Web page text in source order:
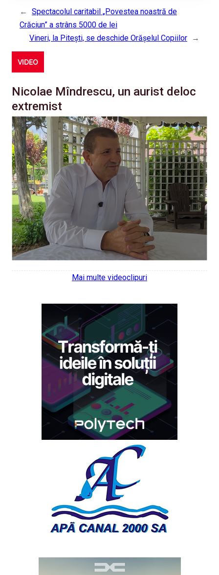
←
Spectacolul caritabil „Povestea noastră de
Crăciun” a strâns 5000 de lei
Vineri, la Pitești, se deschide Orășelul Copiilor
→
VIDEO
Nicolae Mîndrescu, un aurist deloc
extremist
Mai multe videoclipuri